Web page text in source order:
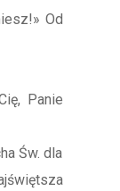
Od
Panie
Św. dla